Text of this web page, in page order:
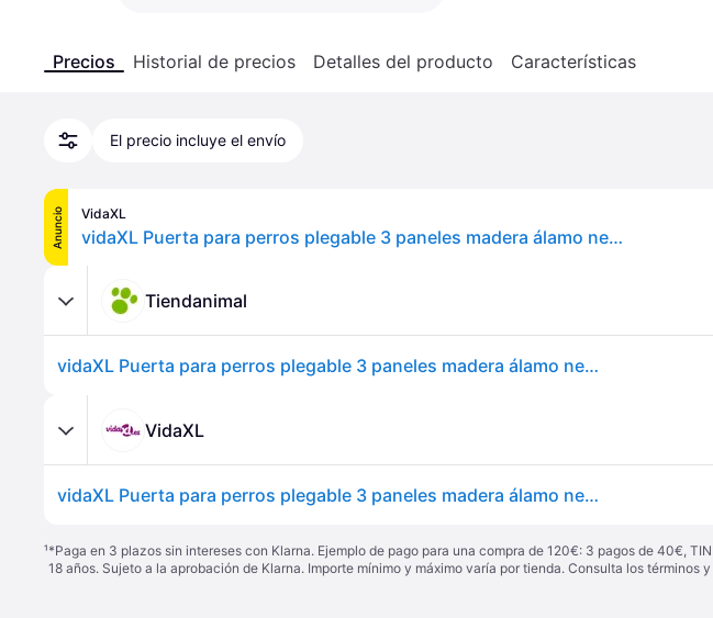
Precios Historial de precios Detalles del producto Características
El precio incluye el envío
Anuncio VidaXL
vidaXL Puerta para perros plegable 3 paneles madera álamo negra 150 cm - Negro
Tiendanimal
vidaXL Puerta para perros plegable 3 paneles madera álamo negra 150 cm
VidaXL
vidaXL Puerta para perros plegable 3 paneles madera álamo negra 150 cm - Negro
¹*Paga en 3 plazos sin intereses con Klarna. Ejemplo de pago para una compra de 120€: 3 pagos de 40€,
18 años. Sujeto a la aprobación de Klarna. Importe mínimo y máximo varía por tienda. Consulta los términos